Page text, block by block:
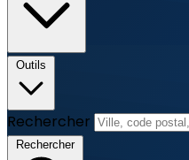
Outils
Rechercher
Rechercher